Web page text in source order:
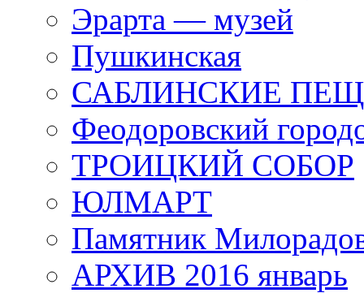
Эрарта — музей
Пушкинская
САБЛИНСКИЕ
Феодоровский
ТРОИЦКИЙ СОБОР
ЮЛМАРТ
Памятник
АРХИВ 2016 январь